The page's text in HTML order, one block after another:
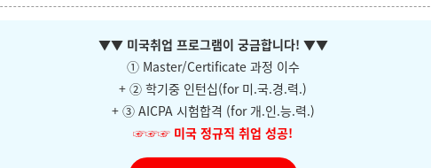
▼▼ 미국취업 프로그램이 궁금합니다! ▼▼
① Master/Certificate 과정 이수
+ ② 학기중 인턴십(for 미.국.경.력.)
+ ③ AICPA 시험합격 (for 개.인.능.력.)
☞☞☞ 미국 정규직 취업 성공!